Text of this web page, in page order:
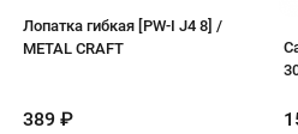
Лопатка гибкая [PW-I J4 8] /
METAL CRAFT
389 ₽